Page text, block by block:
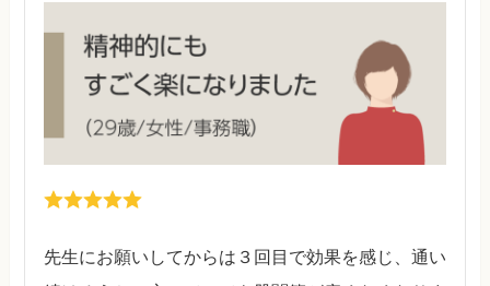
先生にお願いしてからは３回目で効果を感じ、通い